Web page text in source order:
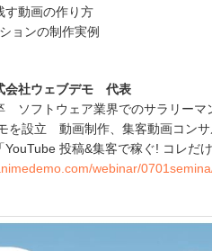
す動画の作り方
ョンの制作実例
会社ウェブデモ 代表
ソフトウェア業界でのサラリーマ
設立 動画制作、集客動画コンサ
投稿&集客で稼ぐ! コレだ
webinar/